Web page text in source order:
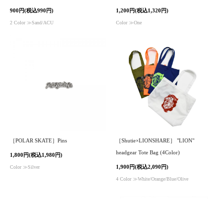
900円(税込990円)
2 Color ≫Sand/ACU
1,200円(税込1,320円)
Color ≫One
［POLAR SKATE］Pins
1,800円(税込1,980円)
Color ≫Silver
［Shutie×LIONSHARE］ "LION"
headgear Tote Bag (4Color)
1,900円(税込2,090円)
4 Color ≫White/Orange/Blue/Olive